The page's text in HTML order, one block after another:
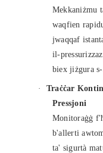
Mekkaniżmu
waqfien
jwaqqaf
il-
biex jiżgura
·
Traċċar
Pressjoni
Monitoraġġ
b'allerti
ta' sigurtà